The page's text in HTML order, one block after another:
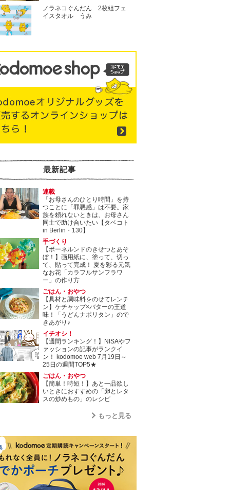
ノラネコぐんだん 2枚組フェ
イスタオル うみ
最新記事
連載
「お母さんのひとり時間」を持
つことに「罪悪感」は不要。家
族を頼れないときは、お母さん
同士で助け合いたい【タベコト
in Berlin・130】
手づくり
【ボーネルンドのきせつとあそ
ぼ！】画用紙に、塗って、切っ
て、貼って完成！ 夏を彩る元気
なお花「カラフルサンフラワ
ー」の作り方
ごはん・おやつ
【具材と調味料をのせてレンチ
ン】ケチャップ×バターの王道
味！「うどんナポリタン」ので
きあがり♪
イチオシ！
【週間ランキング！】NISAやフ
ァッションの記事がランクイ
ン！ kodomoe web 7月19日～
25日の週間TOP5★
ごはん・おやつ
【簡単！時短！】あと一品欲し
いときにおすすめの「卵とレタ
スの炒めもの」のレシピ
もっと見る